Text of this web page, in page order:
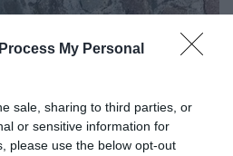
My Personal
sale, sharing to third parties, or
or sensitive information for
please use the below opt-out